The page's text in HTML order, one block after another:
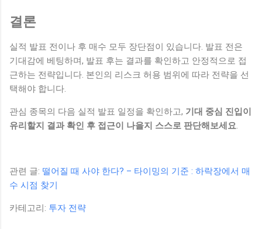
결론
실적 발표 전이나 후 매수 모두 장단점이 있습니다. 발표 전은
기대감에 베팅하며, 발표 후는 결과를 확인하고 안정적으로 접
근하는 전략입니다. 본인의 리스크 허용 범위에 따라 전략을 선
택해야 합니다.
관심 종목의 다음 실적 발표 일정을 확인하고, 기대 중심 진입이
유리할지 결과 확인 후 접근이 나을지 스스로 판단해보세요.
관련 글: 떨어질 때 사야 한다? – 타이밍의 기준 : 하락장에서 매
수 시점 찾기
카테고리: 투자 전략